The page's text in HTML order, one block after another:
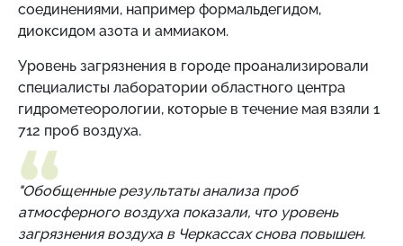
соединениями, например формальдегидом,
диоксидом азота и аммиаком.
Уровень загрязнения в городе проанализировали
специалисты лаборатории областного центра
гидрометеорологии, которые в течение мая взяли 1
712 проб воздуха.
"Обобщенные результаты анализа проб
атмосферного воздуха показали, что уровень
загрязнения воздуха в Черкассах снова повышен.